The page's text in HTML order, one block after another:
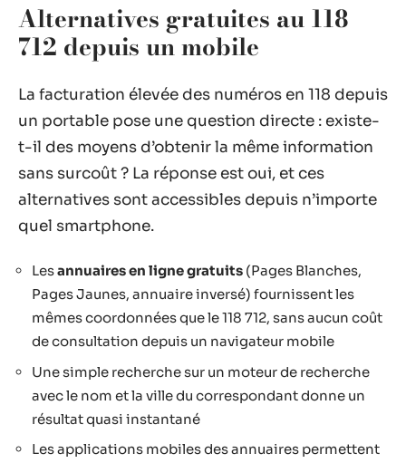
Alternatives gratuites au 118
712 depuis un mobile
La facturation élevée des numéros en 118 depuis
un portable pose une question directe : existe-
t-il des moyens d’obtenir la même information
sans surcoût ? La réponse est oui, et ces
alternatives sont accessibles depuis n’importe
quel smartphone.
Lesannuaires en ligne gratuits (Pages Blanches,
Pages Jaunes, annuaire inversé) fournissent les
mêmes coordonnées que le 118 712, sans aucun coût
de consultation depuis un navigateur mobile
Une simple recherche sur un moteur de recherche
avec le nom et la ville du correspondant donne un
résultat quasi instantané
Les applications mobiles des annuaires permettent